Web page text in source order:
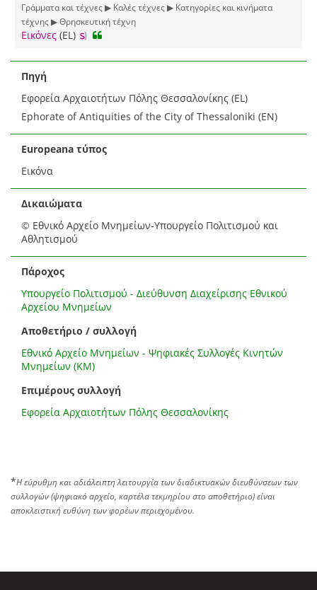
Γράμματα και τέχνες ▶ Καλές τέχνες ▶ Κατηγορίες και κινήματα
τέχνης ▶ Θρησκευτική τέχνη
Εικόνες (EL)
Πηγή
Εφορεία Αρχαιοτήτων Πόλης Θεσσαλονίκης (EL)
Ephorate of Antiquities of the City of Thessaloniki (EN)
Europeana τύπος
Εικόνα
Δικαιώματα
© Εθνικό Αρχείο Μνημείων-Υπουργείο Πολιτισμού και
Αθλητισμού
Πάροχος
Υπουργείο Πολιτισμού - Διεύθυνση Διαχείρισης Εθνικού
Αρχείου Μνημείων
Αποθετήριο / συλλογή
Εθνικό Αρχείο Μνημείων - Ψηφιακές Συλλογές Κινητών
Μνημείων (ΚΜ)
Επιμέρους συλλογή
Εφορεία Αρχαιοτήτων Πόλης Θεσσαλονίκης
*Η εύρυθμη και αδιάλειπτη λειτουργία των διαδικτυακών διευθύνσεων των
συλλογών (ψηφιακό αρχείο, καρτέλα τεκμηρίου στο αποθετήριο) είναι
αποκλειστική ευθύνη των φορέων περιεχομένου.